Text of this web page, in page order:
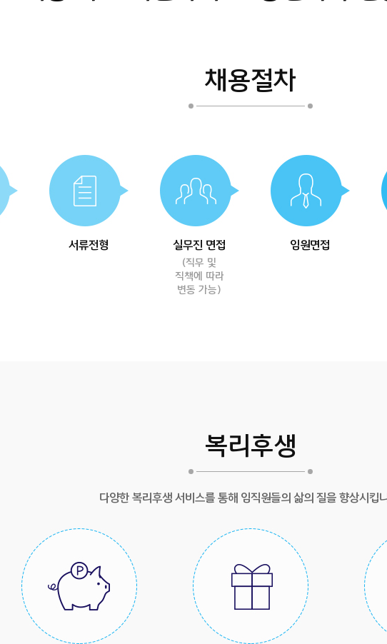
채용절차
서류전형 실무진 면접
(직무 및
직책에 따라
변동 가능)
임원면접
복리후생
다양한 복리후생 서비스를 통해 임직원들의 삶의 질을 향상시킵